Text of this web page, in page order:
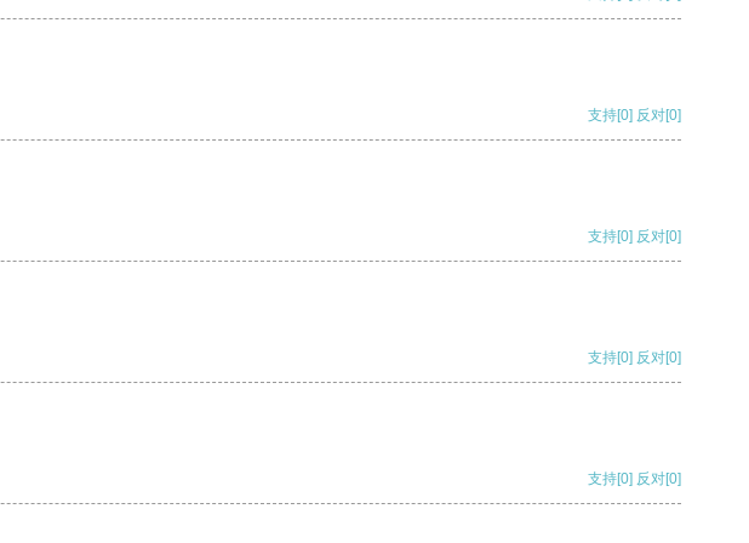
支持[0] 反对[0]
支持[0] 反对[0]
支持[0] 反对[0]
支持[0] 反对[0]